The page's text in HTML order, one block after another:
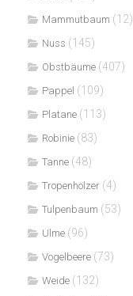
Mammutbaum (12)
Nuss (145)
Obstbäume (407)
Pappel (109)
Platane (113)
Robinie (83)
Tanne (48)
Tropenhölzer (4)
Tulpenbaum (53)
Ulme (96)
Vogelbeere (73)
Weide (132)